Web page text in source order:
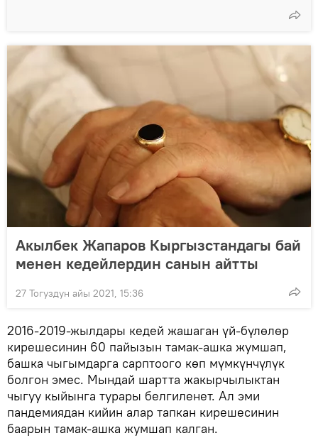
Акылбек Жапаров Кыргызстандагы бай
менен кедейлердин санын айтты
27 Тогуздун айы 2021, 15:36
2016-2019-жылдары кедей жашаган үй-бүлөлөр
кирешесинин 60 пайызын тамак-ашка жумшап,
башка чыгымдарга сарптоого көп мүмкүнчүлүк
болгон эмес. Мындай шартта жакырчылыктан
чыгуу кыйынга турары белгиленет. Ал эми
пандемиядан кийин алар тапкан кирешесинин
баарын тамак-ашка жумшап калган.